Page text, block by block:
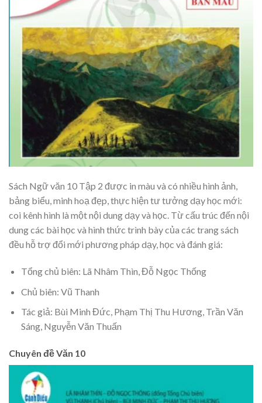
Sách Ngữ văn 10 Tập 2 được in màu và có nhiều hình ảnh,
bảng biểu, minh hoạ đẹp, thực hiện tư tưởng dạy học mới:
coi kênh hình là một nội dung dạy và học. Từ cấu trúc đến nội
dung các bài học và hình thức trình bày của các trang sách
đều hỗ trợ đổi mới phương pháp dạy, học và đánh giá:
Tổng chủ biên: Lã Nhâm Thìn, Đỗ Ngọc Thống
Chủ biên: Vũ Thanh
Tác giả: Bùi Minh Đức, Phạm Thị Thu Hương, Trần Văn
Sáng, Nguyễn Văn Thuấn
Chuyên đề Văn 10